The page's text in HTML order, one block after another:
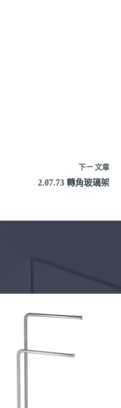
下一 文章
2.07.73 轉角玻璃架